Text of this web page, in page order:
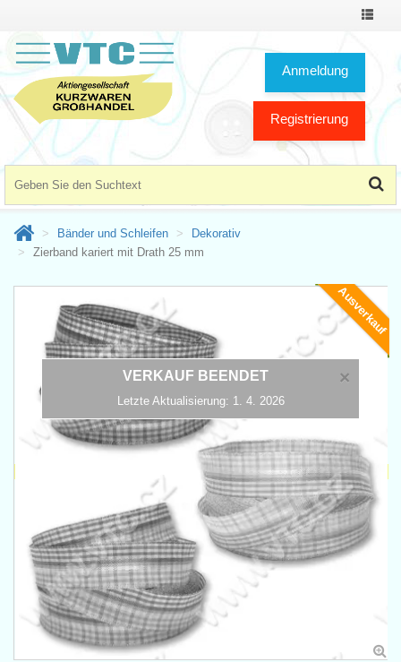
Toggle
Anmeldung
Registrierung
Bänder und Schleifen
Dekorativ
Zierband kariert mit Drath 25 mm
Ausverkauf
×
VERKAUF BEENDET
Letzte Aktualisierung: 1. 4. 2026